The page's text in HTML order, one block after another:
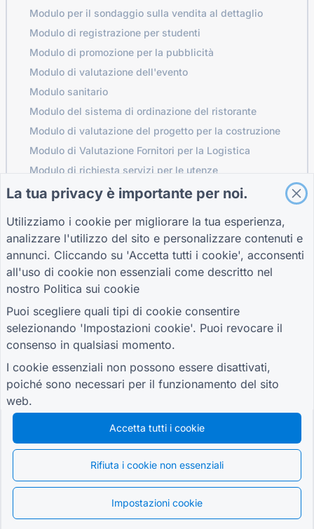
Modulo per il sondaggio sulla vendita al dettaglio
Modulo di registrazione per studenti
Modulo di promozione per la pubblicità
Modulo di valutazione dell'evento
Modulo sanitario
Modulo del sistema di ordinazione del ristorante
Modulo di valutazione del progetto per la costruzione
Modulo di Valutazione Fornitori per la Logistica
Modulo di richiesta servizi per le utenze
Modulo di coinvolgimento del cliente
UNISCITI ALLA COMUNITÀ
Centro assistenza
Blog
TIGER FORM Guida
AZIENDA
Chi siamo
Contattaci
TERMINI
Termini
politica sulla
Impostazioni cookie
La tua privacy è importante per noi.
Utilizziamo i cookie per migliorare la tua esperienza,
analizzare l'utilizzo del sito e personalizzare contenuti e
annunci. Cliccando su 'Accetta tutti i cookie', acconsenti
all'uso di cookie non essenziali come descritto nel
nostro Politica sui cookie
Puoi scegliere quali tipi di cookie consentire
selezionando 'Impostazioni cookie'. Puoi revocare il
consenso in qualsiasi momento.
I cookie essenziali non possono essere disattivati,
poiché sono necessari per il funzionamento del sito
web.
Accetta tutti i cookie
Rifiuta i cookie non essenziali
Impostazioni cookie